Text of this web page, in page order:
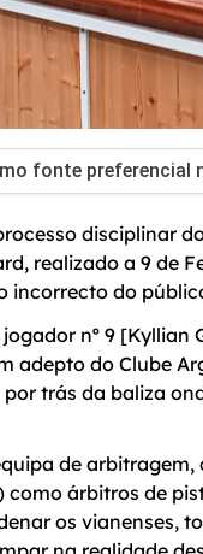
fonte preferencial
disciplinar
realizado a 9 de
do
nº 9 [Kyllian
adepto do Clube
trás da baliza
de arbitragem,
árbitros de
os vianenses,